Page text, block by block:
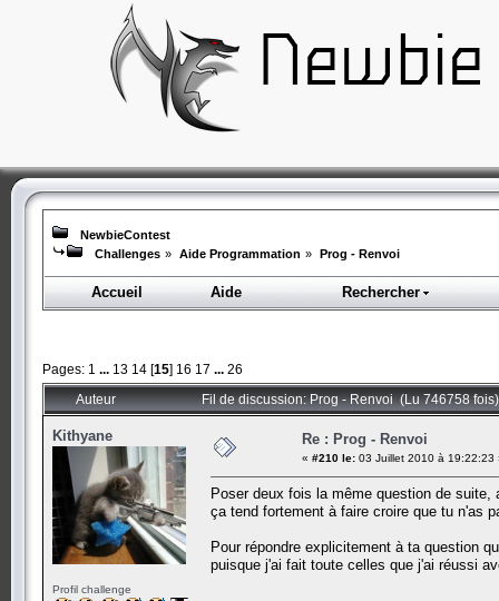
NewbieContest
Challenges » Aide Programmation » Prog - Renvoi
Accueil Aide Rechercher
Pages: 1 ... 13 14 [15] 16 17 ... 26
Auteur Fil de discussion: Prog - Renvoi (Lu 746758 fois)
Kithyane
Profil challenge
Re : Prog - Renvoi
« #210 le: 03 Juillet 2010 à 19:22:23
Poser deux fois la même question de
ça tend fortement à faire croire que tu n'as
Pour répondre explicitement à ta question
puisque j'ai fait toute celles que j'ai réussi